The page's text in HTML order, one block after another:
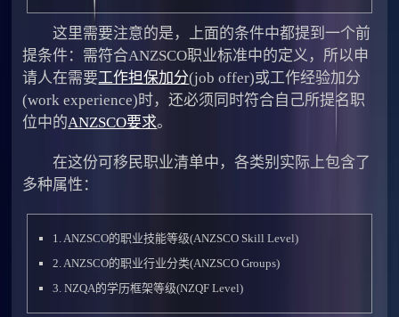
这里需要注意的是，上面的条件中都提到一个前
提条件：需符合ANZSCO职业标准中的定义，所以申
请人在需要工作担保加分(job offer)或工作经验加分
(work experience)时，还必须同时符合自己所提名职
位中的ANZSCO要求。
在这份可移民职业清单中，各类别实际上包含了
多种属性：
1. ANZSCO的职业技能等级(ANZSCO Skill Level)
2. ANZSCO的职业行业分类(ANZSCO Groups)
3. NZQA的学历框架等级(NZQF Level)